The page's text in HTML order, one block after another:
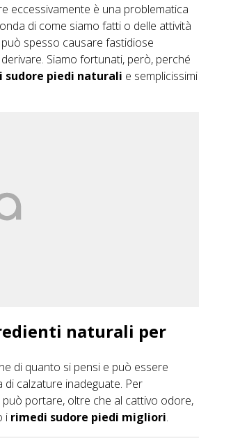
eccessivamente è una problematica
di come siamo fatti o delle attività
può spesso causare fastidiose
Siamo fortunati, però, perché
sudore piedi naturali e semplicissimi
naturali per
di quanto si pensi e può essere
di calzature inadeguate. Per
portare, oltre che al cattivo odore,
irimedi sudore piedi migliori.